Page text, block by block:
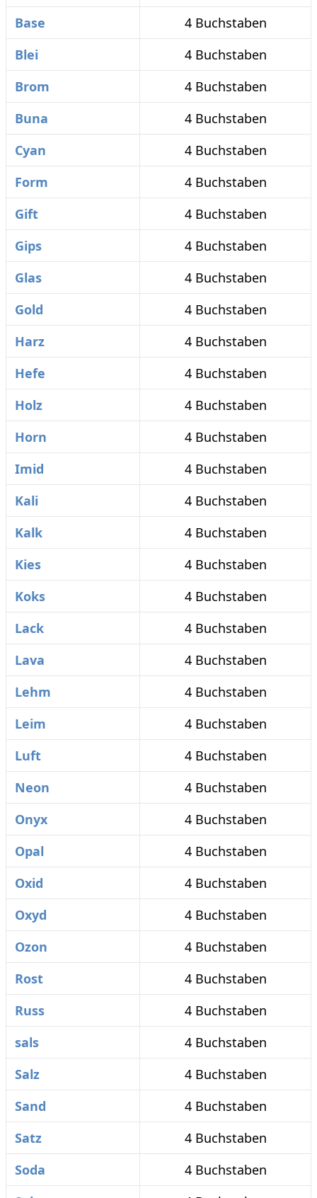
Base
4 Buchstaben
Blei
4 Buchstaben
Brom
4 Buchstaben
Buna
4 Buchstaben
Cyan
4 Buchstaben
Form
4 Buchstaben
Gift
4 Buchstaben
Gips
4 Buchstaben
Glas
4 Buchstaben
Gold
4 Buchstaben
Harz
4 Buchstaben
Hefe
4 Buchstaben
Holz
4 Buchstaben
Horn
4 Buchstaben
Imid
4 Buchstaben
Kali
4 Buchstaben
Kalk
4 Buchstaben
Kies
4 Buchstaben
Koks
4 Buchstaben
Lack
4 Buchstaben
Lava
4 Buchstaben
Lehm
4 Buchstaben
Leim
4 Buchstaben
Luft
4 Buchstaben
Neon
4 Buchstaben
Onyx
4 Buchstaben
Opal
4 Buchstaben
Oxid
4 Buchstaben
Oxyd
4 Buchstaben
Ozon
4 Buchstaben
Rost
4 Buchstaben
Russ
4 Buchstaben
sals
4 Buchstaben
Salz
4 Buchstaben
Sand
4 Buchstaben
Satz
4 Buchstaben
Soda
4 Buchstaben